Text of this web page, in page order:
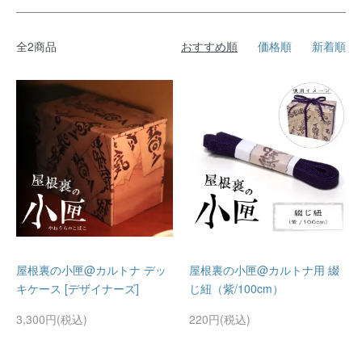
全2商品 おすすめ順 価格順 新着順
屋根裏の小匣@カルトナ デッ
キケース [デザイナーズ]
3,300円(税込)
屋根裏の小匣@カルトナ用 綴
じ紐（紫/100cm）
220円(税込)